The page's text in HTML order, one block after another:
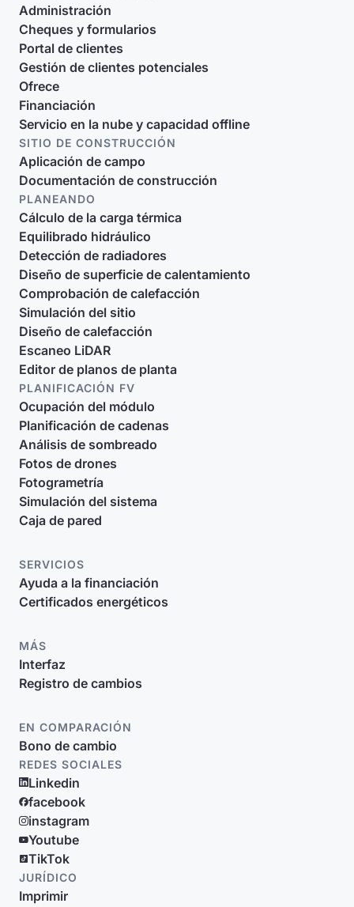
Administración
Cheques y formularios
Portal de clientes
Gestión de clientes potenciales
Ofrece
Financiación
Servicio en la nube y capacidad offline
SITIO DE CONSTRUCCIÓN
Aplicación de campo
Documentación de construcción
PLANEANDO
Cálculo de la carga térmica
Equilibrado hidráulico
Detección de radiadores
Diseño de superficie de calentamiento
Comprobación de calefacción
Simulación del sitio
Diseño de calefacción
Escaneo LiDAR
Editor de planos de planta
PLANIFICACIÓN FV
Ocupación del módulo
Planificación de cadenas
Análisis de sombreado
Fotos de drones
Fotogrametría
Simulación del sistema
Caja de pared
SERVICIOS
Ayuda a la financiación
Certificados energéticos
MÁS
Interfaz
Registro de cambios
EN COMPARACIÓN
Bono de cambio
REDES SOCIALES
Linkedin
facebook
instagram
Youtube
TikTok
JURÍDICO
Imprimir